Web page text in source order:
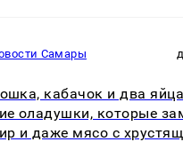
Самары
кабачок и два
оладушки, которые
и даже мясо с